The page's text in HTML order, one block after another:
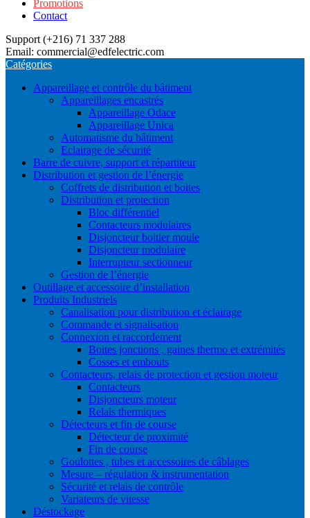
Promotions
Contact
Support (+216) 71 337 288
Email: commercial@edfelectric.com
Catégories
Appareillage et contrôle du bâtiment
Appareillages encastrés
Appareillage Odace
Appareillage Unica
Automatisme du bâtiment
Eclairage de sécurité
Barre de cuivre, support et répartiteur
Distribution et gestion de l’énergie
Coffrets de distribution et boites
Distribution et protection
Bloc différentiel
Contacteurs modulaires
Disjoncteur boitier moule
Disjoncteur modulaire
Interrupteur sectionneur
Gestion de l’énergie
Outillage et accessoire d’installation
Produits Industriels
Canalisation pour distribution et éclairage
Commande et signalisation
Connexion et raccordement
Boites jonctions , gaines thermo et extrémités
Cosses et embouts
Contacteurs, relais de protection et gestion moteur
Contacteurs
Disjoncteurs moteur
Relais thermiques
Détecteurs et fin de course
Détecteur de proximité
Fin de course
Goulottes , tubes et accessoires de câblages
Mesure – régulation & instrumentation
Sécurité et relais de contrôle
Variateurs de vitesse
Déstockage